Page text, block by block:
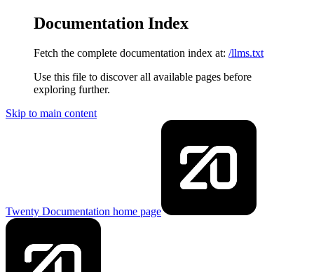
Documentation Index
Fetch the complete documentation index at: /llms.txt
Use this file to discover all available pages before
exploring further.
Skip to main content
Twenty Documentation home page